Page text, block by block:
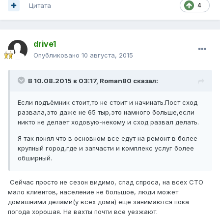
4
Цитата
drive1
Опубликовано 10 августа, 2015
В 10.08.2015 в 03:17, Roman80 сказал:
Если подъёмник стоит,то не стоит и начинать.Пост сход
развала,это даже не 65 тыр,это намного больше,если
никто не делает ходовую-некому и сход развал делать.
Я так понял что в основном все едут на ремонт в более
крупный город,где и запчасти и комплекс услуг более
обширный.
Сейчас просто не сезон видимо, спад спроса, на всех СТО
мало клиентов, население не большое, люди может
домашними делами(у всех дома) ещё занимаются пока
погода хорошая. На вахты почти все уезжают.